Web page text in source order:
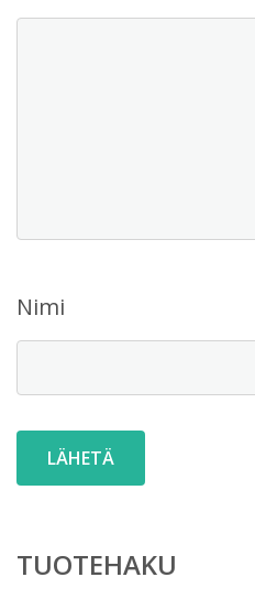
Nimi
TUOTEHAKU